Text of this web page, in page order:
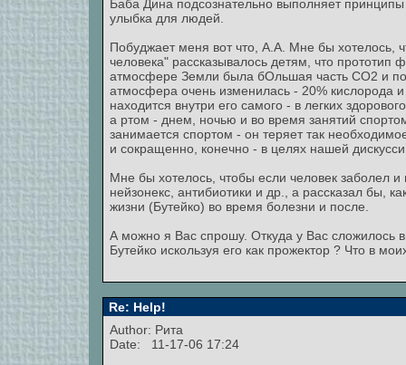
Баба Дина подсознательно выполняет
улыбка для людей.
Побуджает меня вот что, А.А. Мне бы хотелось,
человека" рассказывалось детям, что прототип
атмосфере Земли была бОльшая часть СО2 и
атмосфера очень изменилась - 20% кислорода
находится внутри его самого - в легких
а ртом - днем, ночью и во время занятий
занимается спортом - он теряет так
и сокращенно, конечно - в целях нашей
Мне бы хотелось, чтобы если человек заболел
нейзонекс, антибиотики и др., а рассказал бы,
жизни (Бутейко) во время болезни и после.
А можно я Вас спрошу. Откуда у Вас сложилось
Бутейко искользуя его как прожектор ? Что в
Re: Help!
Author: Рита
Date: 11-17-06 17:24